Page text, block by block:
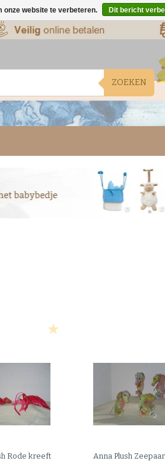
ZOEKEN
Rode kreeft
Anna Plush
onze website te verbeteren. Dit bericht